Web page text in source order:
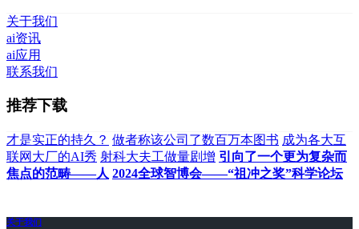
关于我们
ai资讯
ai应用
联系我们
推荐下载
才是实正的持久？ 做者称该公司了数百万本图书 成为各大互
联网大厂的AI秀 射科大夫工做量剧增 引向了一个更为复杂而
焦点的范畴——人 2024全球智博会——“祖冲之奖”科学论坛
关于我们